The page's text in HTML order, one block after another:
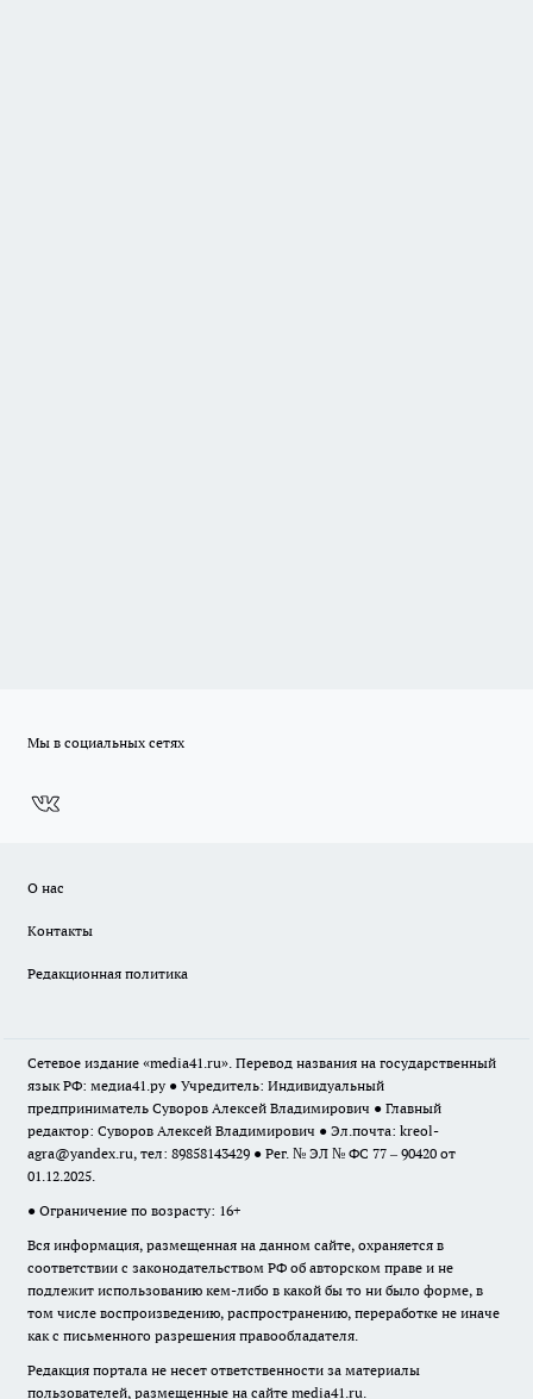
Мы в социальных сетях
О нас
Контакты
Редакционная политика
Сетевое издание «media41.ru». Перевод названия на государственный
язык РФ: медиа41.ру ● Учредитель: Индивидуальный
предприниматель Суворов Алексей Владимирович ● Главный
редактор: Суворов Алексей Владимирович ● Эл.почта: kreol-
agra@yandex.ru, тел: 89858143429 ● Рег. № ЭЛ № ФС 77 – 90420 от
01.12.2025.
● Ограничение по возрасту: 16+
Вся информация, размещенная на данном сайте, охраняется в
соответствии с законодательством РФ об авторском праве и не
подлежит использованию кем-либо в какой бы то ни было форме, в
том числе воспроизведению, распространению, переработке не иначе
как с письменного разрешения правообладателя.
Редакция портала не несет ответственности за материалы
пользователей, размещенные на сайте media41.ru.